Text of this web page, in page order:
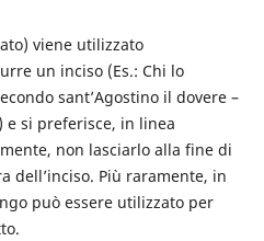
viene utilizzato
un inciso (Es.: Chi lo
sant’Agostino il dovere –
si preferisce, in linea
non lasciarlo alla fine di
dell’inciso. Più raramente, in
può essere utilizzato per